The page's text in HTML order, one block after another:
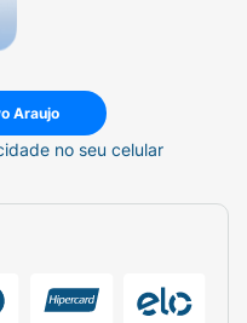
Araujo
no seu celular